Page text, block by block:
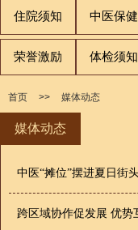
住院须知 中医保健
荣誉激励 体检须知
首页 >> 媒体动态
媒体动态